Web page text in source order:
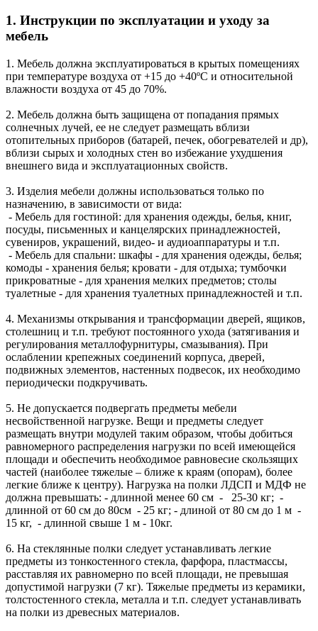
1. Инструкции по эксплуатации и уходу за
мебель
1. Мебель должна эксплуатироваться в крытых помещениях
при температуре воздуха от +15 до +40ºС и относительной
влажности воздуха от 45 до 70%.
2. Мебель должна быть защищена от попадания прямых
солнечных лучей, ее не следует размещать вблизи
отопительных приборов (батарей, печек, обогревателей и др),
вблизи сырых и холодных стен во избежание ухудшения
внешнего вида и эксплуатационных свойств.
3. Изделия мебели должны использоваться только по
назначению, в зависимости от вида:
- Мебель для гостиной: для хранения одежды, белья, книг,
посуды, письменных и канцелярских принадлежностей,
сувениров, украшений, видео- и аудиоаппаратуры и т.п.
- Мебель для спальни: шкафы - для хранения одежды, белья;
комоды - хранения белья; кровати - для отдыха; тумбочки
прикроватные - для хранения мелких предметов; столы
туалетные - для хранения туалетных принадлежностей и т.п.
4. Механизмы открывания и трансформации дверей, ящиков,
столешниц и т.п. требуют постоянного ухода (затягивания и
регулирования металлофурнитуры, смазывания). При
ослаблении крепежных соединений корпуса, дверей,
подвижных элементов, настенных подвесок, их необходимо
периодически подкручивать.
5. Не допускается подвергать предметы мебели
несвойственной нагрузке. Вещи и предметы следует
размещать внутри модулей таким образом, чтобы добиться
равномерного распределения нагрузки по всей имеющейся
площади и обеспечить необходимое равновесие скользящих
частей (наиболее тяжелые – ближе к краям (опорам), более
легкие ближе к центру). Нагрузка на полки ЛДСП и МДФ не
должна превышать: - длинной менее 60 см - 25-30 кг; -
длинной от 60 см до 80см - 25 кг; - длиной от 80 см до 1 м -
15 кг, - длинной свыше 1 м - 10кг.
6. На стеклянные полки следует устанавливать легкие
предметы из тонкостенного стекла, фарфора, пластмассы,
расставляя их равномерно по всей площади, не превышая
допустимой нагрузки (7 кг). Тяжелые предметы из керамики,
толстостенного стекла, металла и т.п. следует устанавливать
на полки из древесных материалов.